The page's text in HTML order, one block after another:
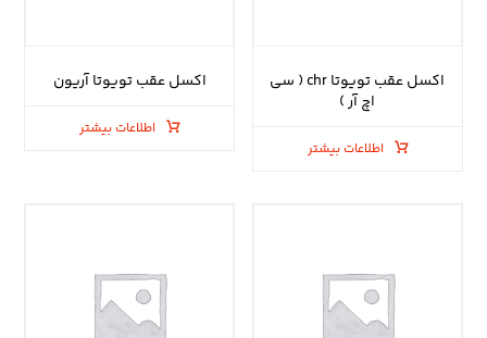
اکسل عقب تویوتا chr ( سی
اچ آر )
اطلاعات بیشتر
اکسل عقب تویوتا آریون
اطلاعات بیشتر